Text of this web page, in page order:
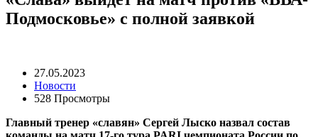
Подмосковье» с полной заявкой
27.05.2023
Новости
528 Просмотры
Главный тренер «славян» Сергей Лыско назвал состав